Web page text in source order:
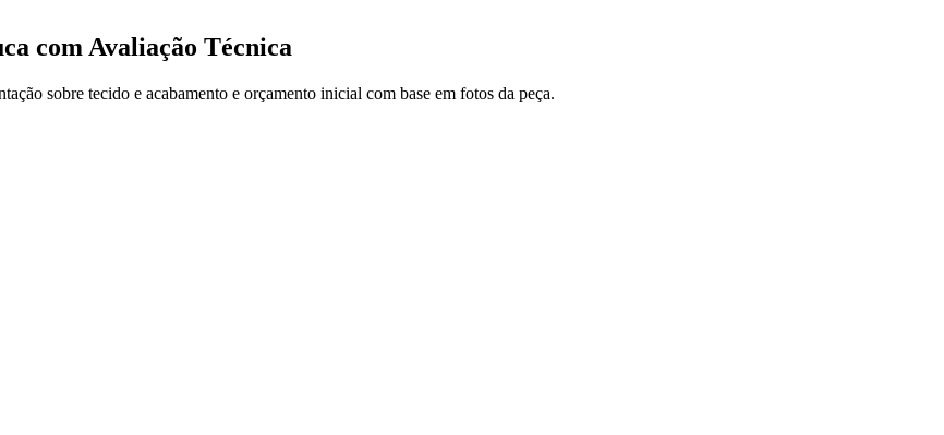
com Avaliação Técnica
sobre tecido e acabamento e orçamento inicial com base em fotos da peça.